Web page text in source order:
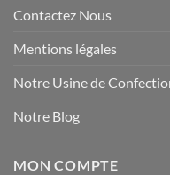
Contactez Nous
Mentions légales
Notre Usine de
Notre Blog
MON COMPTE